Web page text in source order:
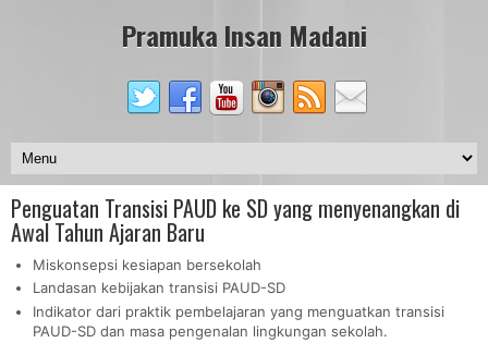
Pramuka Insan Madani
Penguatan Transisi PAUD ke SD yang menyenangkan di
Awal Tahun Ajaran Baru
Miskonsepsi kesiapan bersekolah
Landasan kebijakan transisi PAUD-SD
Indikator dari praktik pembelajaran yang menguatkan transisi
PAUD-SD dan masa pengenalan lingkungan sekolah.